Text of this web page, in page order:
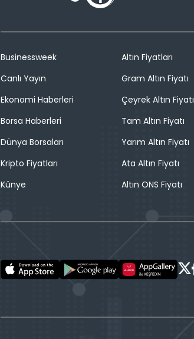
Businessweek
Canlı Yayın
Ekonomi Haberleri
Borsa Haberleri
Dünya Borsaları
Kripto Fiyatları
Künye
Altın Fiyatları
Gram Altın Fiyatı
Çeyrek Altın Fiyatı
Tam Altın Fiyatı
Yarım Altın Fiyatı
Ata Altın Fiyatı
Altın ONS Fiyatı